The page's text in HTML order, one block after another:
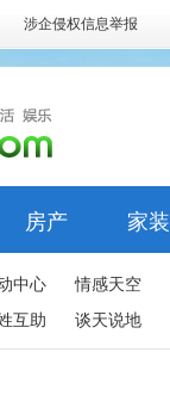
涉企侵权信息举报
房产 家装
中心
情感天空
互助 谈天说地